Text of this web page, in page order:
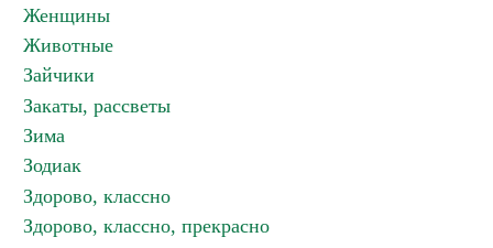
Женщины
Животные
Зайчики
Закаты, рассветы
Зима
Зодиак
Здорово, классно
Здорово, классно, прекрасно